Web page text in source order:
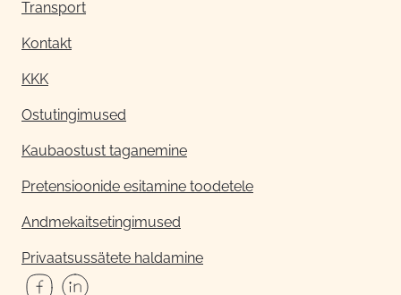
Transport
Kontakt
KKK
Ostutingimused
Kaubaostust taganemine
Pretensioonide esitamine toodetele
Andmekaitsetingimused
Privaatsussätete haldamine